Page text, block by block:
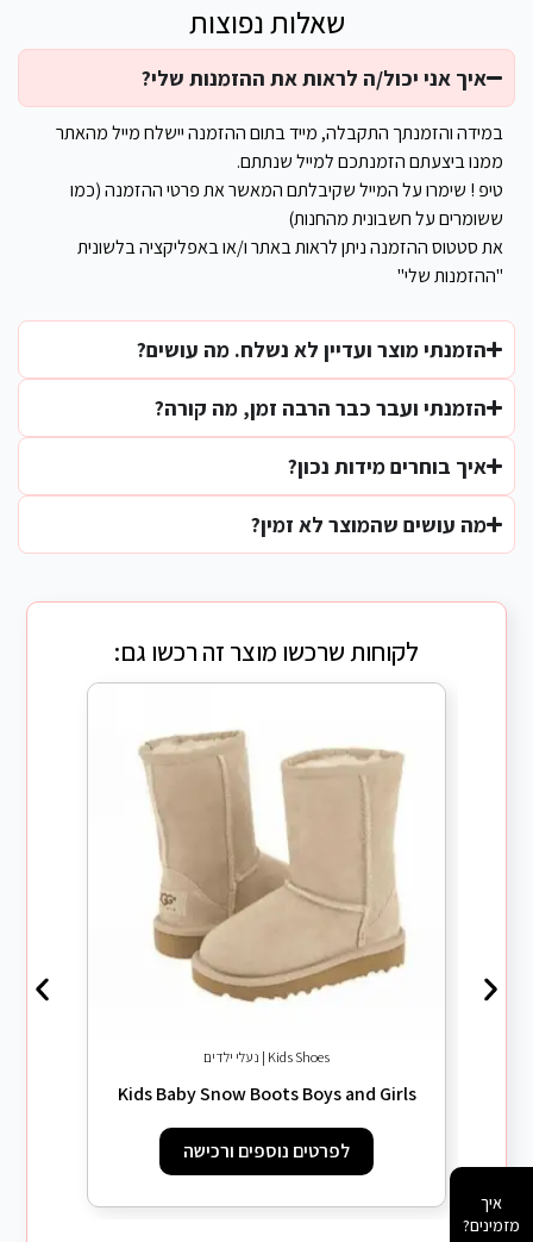
איך אני יכול/ה לראות את ההזמנות שלי?
במידה והזמנתך התקבלה, מייד בתום ההזמנה יישלח מייל מהאתר
ממנו ביצעתם הזמנתכם למייל שנתתם.
טיפ ! שימרו על המייל שקיבלתם המאשר את פרטי ההזמנה (כמו
ששומרים על חשבונית מהחנות)
את סטטוס ההזמנה ניתן לראות באתר ו/או באפליקציה בלשונית
"ההזמנות שלי"
הזמנתי מוצר ועדיין לא נשלח. מה עושים?
הזמנתי ועבר כבר הרבה זמן, מה קורה?
איך בוחרים מידות נכון?
מה עושים שהמוצר לא זמין?
שאלות נפוצות
לקוחות שרכשו מוצר זה רכשו גם:
Kids Shoes | נעלי ילדים
Kids Baby Snow Boots Boys and Girls
לפרטים נוספים ורכישה
איך
מזמינים?